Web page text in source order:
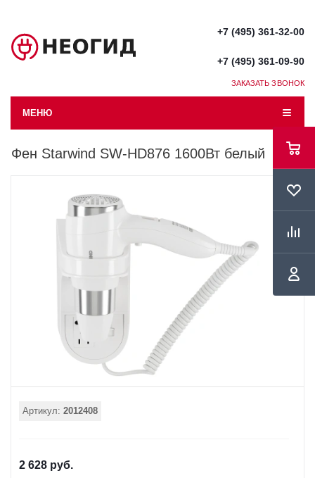
+7 (495) 361-32-00
+7 (495) 361-09-90
ЗАКАЗАТЬ ЗВОНОК
МЕНЮ
Фен Starwind SW-HD876 1600Вт белый
Артикул: 2012408
2 628 руб.